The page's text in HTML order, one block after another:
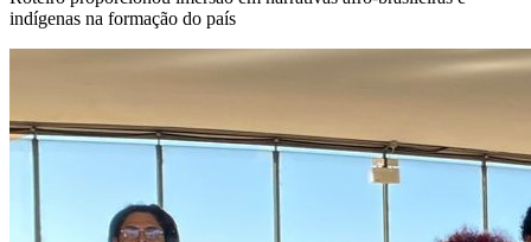
indígenas na formação do país